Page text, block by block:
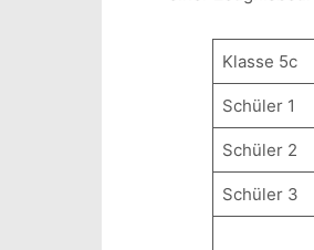
Klasse 5c
Schüler 1
Schüler 2
Schüler 3